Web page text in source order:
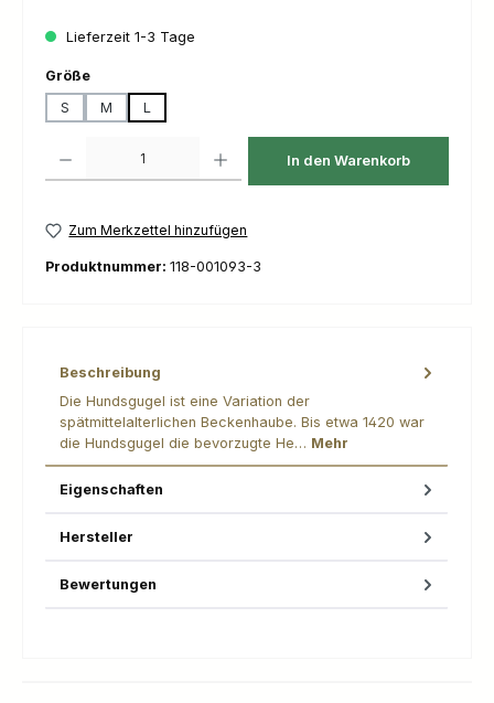
Lieferzeit 1-3 Tage
Größeauswählen
S
M L
In den Warenkorb
Zum Merkzettel hinzufügen
Produktnummer: 118-001093-3
Beschreibung
Die Hundsgugel ist eine Variation der
spätmittelalterlichen Beckenhaube. Bis etwa 1420 war
die Hundsgugel die bevorzugte He… Mehr
Eigenschaften
Hersteller
Bewertungen